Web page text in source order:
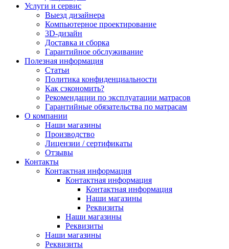
Услуги и сервис
Выезд дизайнера
Компьютерное проектирование
3D-дизайн
Доставка и сборка
Гарантийное обслуживание
Полезная информация
Статьи
Политика конфиденциальности
Как сэкономить?
Рекомендации по эксплуатации матрасов
Гарантийные обязательства по матрасам
О компании
Наши магазины
Производство
Лицензии / сертификаты
Отзывы
Контакты
Контактная информация
Контактная информация
Контактная информация
Наши магазины
Реквизиты
Наши магазины
Реквизиты
Наши магазины
Реквизиты